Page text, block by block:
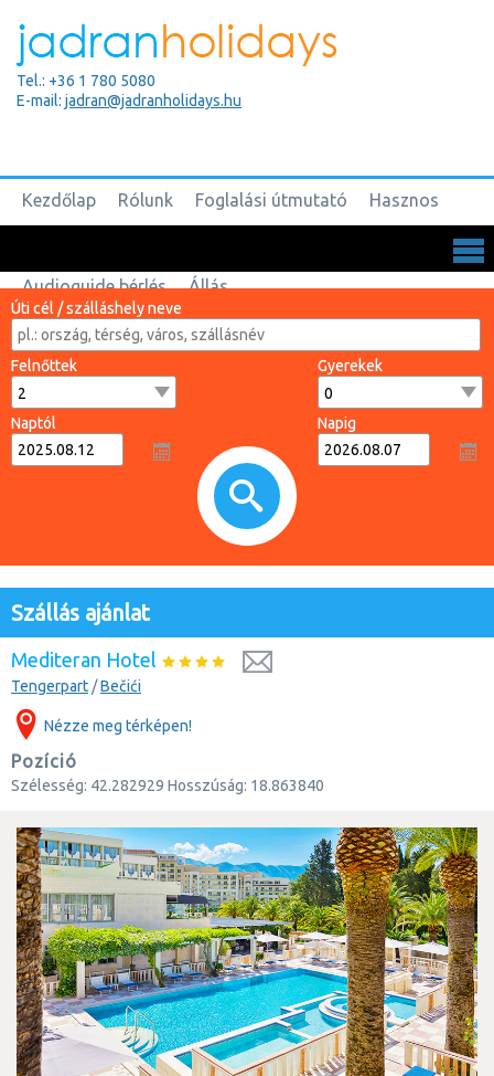
Tel.: +36 1 780 5080
E-mail: jadran@jadranholidays.hu
Kezdőlap Rólunk Foglalási útmutató Hasznos
Audioguide bérlés Állás
Úti cél / szálláshely neve
Felnőttek Gyerekek
Naptól Napig
Szállás ajánlat
Mediteran Hotel
Tengerpart /Bečići
Nézze meg térképen!
Pozíció
Szélesség: 42.282929 Hosszúság: 18.863840